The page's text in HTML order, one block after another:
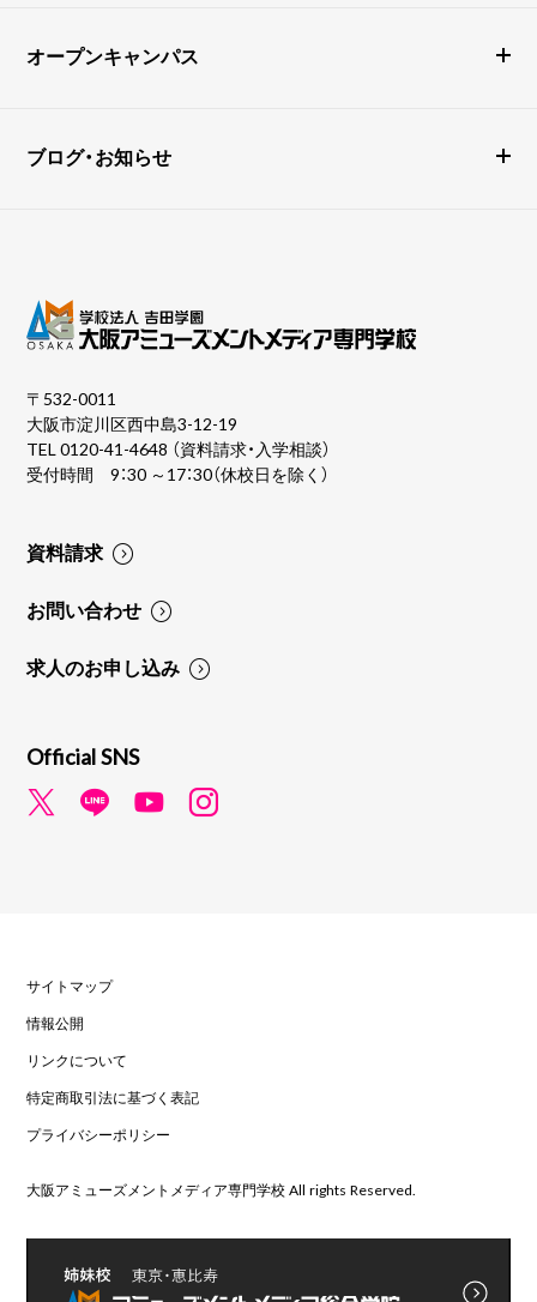
オープンキャンパス
ブログ・お知らせ
〒532-0011
大阪市淀川区西中島3-12-19
TEL0120-41-4648 （資料請求・入学相談）
受付時間 9：30 ～17：30（休校日を除く）
資料請求
お問い合わせ
求人のお申し込み
Official SNS
サイトマップ
情報公開
リンクについて
特定商取引法に基づく表記
プライバシーポリシー
大阪アミューズメントメディア専門学校 All rights Reserved.